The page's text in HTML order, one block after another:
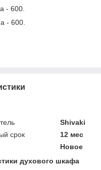
- 600.
- 600.
Shivaki
срок
12 мес
Новое
духового шкафа